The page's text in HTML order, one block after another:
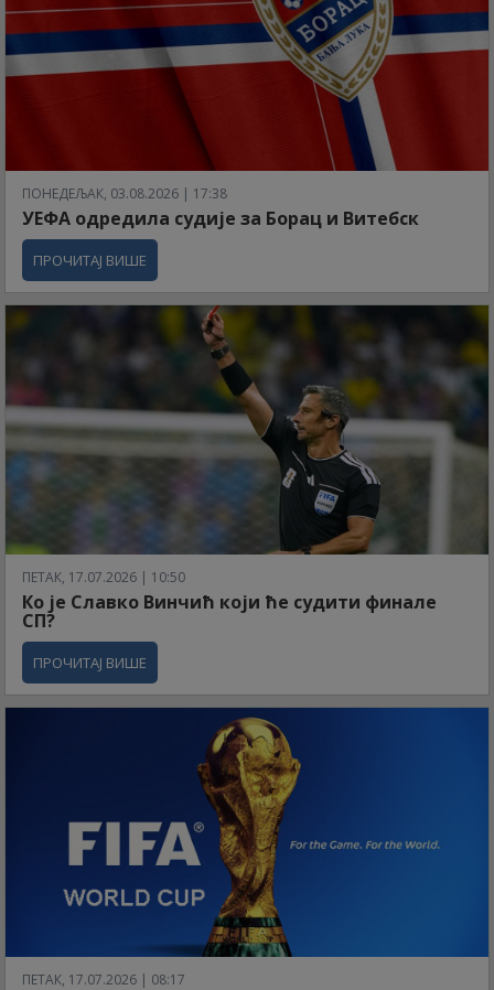
ПОНЕДЕЉАК, 03.08.2026 | 17:38
УЕФА одредила судије за Борац и Витебск
ПРОЧИТАЈ ВИШЕ
ПЕТАК, 17.07.2026 | 10:50
Ко је Славко Винчић који ће судити финале
СП?
ПРОЧИТАЈ ВИШЕ
ПЕТАК, 17.07.2026 | 08:17